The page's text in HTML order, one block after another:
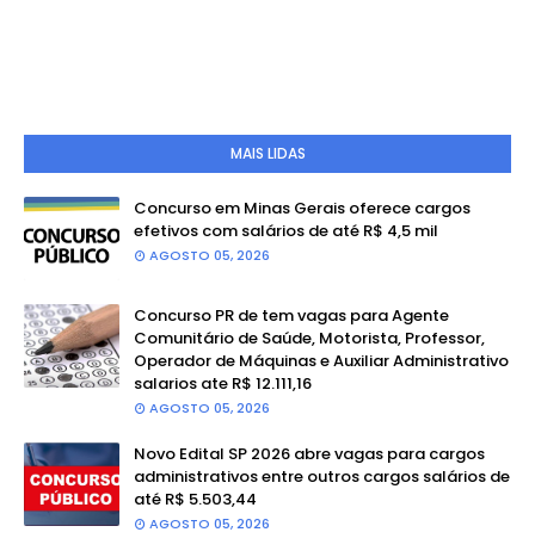
MAIS LIDAS
Concurso em Minas Gerais oferece cargos
efetivos com salários de até R$ 4,5 mil
AGOSTO 05, 2026
Concurso PR de tem vagas para Agente
Comunitário de Saúde, Motorista, Professor,
Operador de Máquinas e Auxiliar Administrativo
salarios ate R$ 12.111,16
AGOSTO 05, 2026
Novo Edital SP 2026 abre vagas para cargos
administrativos entre outros cargos salários de
até R$ 5.503,44
AGOSTO 05, 2026